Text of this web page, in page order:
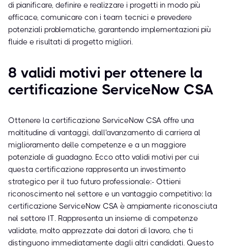
di pianificare, definire e realizzare i progetti in modo più
efficace, comunicare con i team tecnici e prevedere
potenziali problematiche, garantendo implementazioni più
fluide e risultati di progetto migliori.
8 validi motivi per ottenere la
certificazione ServiceNow CSA
Ottenere la certificazione ServiceNow CSA offre una
moltitudine di vantaggi, dall'avanzamento di carriera al
miglioramento delle competenze e a un maggiore
potenziale di guadagno. Ecco otto validi motivi per cui
questa certificazione rappresenta un investimento
strategico per il tuo futuro professionale:- Ottieni
riconoscimento nel settore e un vantaggio competitivo: la
certificazione ServiceNow CSA è ampiamente riconosciuta
nel settore IT. Rappresenta un insieme di competenze
validate, molto apprezzate dai datori di lavoro, che ti
distinguono immediatamente dagli altri candidati. Questo